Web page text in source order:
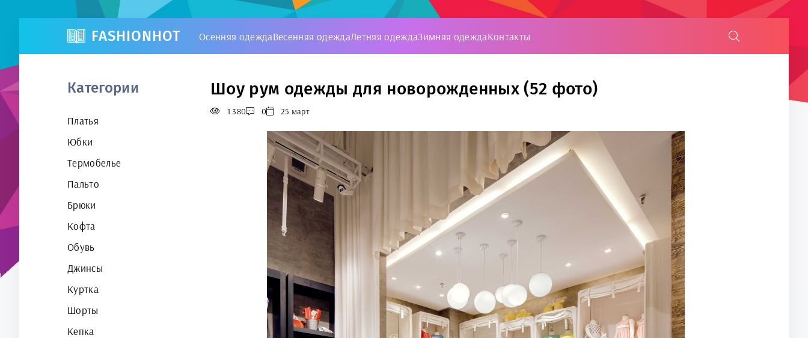
FASHIONHOT Осенняя одеждаВесенняя одеждаЛетняя одеждаЗимняя одеждаКонтакты
Категории
Платья
Юбки
Термобелье
Пальто
Брюки
Кофта
Обувь
Джинсы
Куртка
Шорты
Кепка
Шоу рум одежды для новорожденных (52 фото)
1 380 0 25 март